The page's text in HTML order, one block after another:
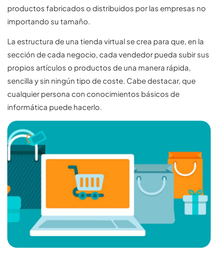
productos fabricados o distribuidos por las empresas no
importando su tamaño.
La estructura de una tienda virtual se crea para que, en la
sección de cada negocio, cada vendedor pueda subir sus
propios artículos o productos de una manera rápida,
sencilla y sin ningún tipo de coste. Cabe destacar, que
cualquier persona con conocimientos básicos de
informática puede hacerlo.